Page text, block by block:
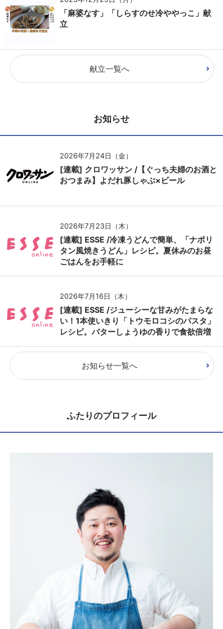
「麻婆なす」「しらすのせ冷ややっこ」献
立
献立一覧へ
お知らせ
2026年7月24日（金）
[連載] クロワッサン /【ぐっち夫婦のお酒と
おつまみ】よだれ豚しゃぶ×ビール
2026年7月23日（木）
[連載] ESSE /冷凍うどんで簡単、「ナポリ
タン風焼きうどん」レシピ。夏休みのお昼
ごはんをお手軽に
2026年7月16日（木）
[連載] ESSE /ジューシーな甘みがたまらな
い！1本使いきり「トウモロコシのパスタ」
レシピ。バターしょうゆの香りで食欲倍増
お知らせ一覧へ
ふたりのプロフィール